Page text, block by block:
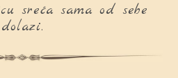
sreća sama od sebe
dolazi.